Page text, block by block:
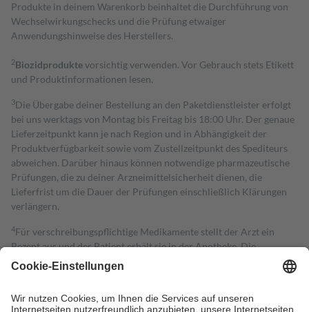
Produkte in deinem Warenkorb beinhaltet die Durchführung von
Wechselwirkungschecks und die Prüfung etwaiger
Anwendungshinweise des Herstellers.
2Biozidproduktevorsichtig verwenden. Vor Gebrauch stets Etikett
und Produktinformationen lesen.
3Die Übergabe deiner Bestellung an den Paketdienstleister erfolgt
bei uns werktags von Montag bis Freitag bis 18:00 Uhr. Der genaue
Lieferzeitpunkt kann je nach Region und in Abhängigkeit der
Produktverfügbarkeit sowie vom Zustellzeitpunkt des Spediteurs
abweichen. Darüber hinaus können notwendige pharmazeutische
Prüfungen, die zu deiner Arzneimittelsicherheit dienen, die
Lieferfrist um die Dauer der Prüfungen einschließlich Klärungen
verlängern.
4Für verschreibungspflichtige Medikamente stellt der Arzt ein
Rezept aus und der Patient erhält sie in der Apotheke. Die
gesetzliche Krankenversicherung übernimmt in der Regel die
Kosten dafür, der Versicherte trägt einen Teil davon als Zuzahlung
Grundsätzlich leisten Mitglieder Zuzahlungen in Höhe von zehn